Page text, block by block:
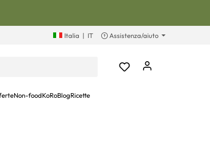
Italia | IT Assistenza/aiuto
Non-foodKoRoBlogRicette